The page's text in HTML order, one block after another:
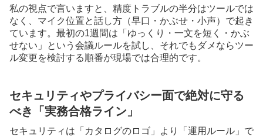
私の視点で言いますと、精度トラブルの半分はツールでは
なく、マイク位置と話し方（早口・かぶせ・小声）で起き
ています。最初の1週間は「ゆっくり・一文を短く・かぶ
せない」という会議ルールを試し、それでもダメならツー
ル変更を検討する順番が現場では合理的です。
セキュリティやプライバシー面で絶対に守る
べき「実務合格ライン」
セキュリティは「カタログのロゴ」より「運用ルール」で